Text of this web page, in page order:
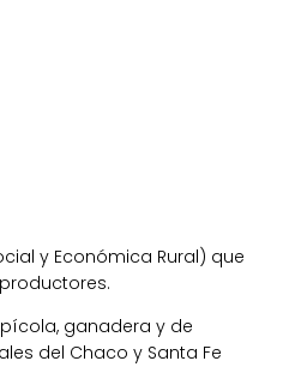
y Económica Rural) que
ganadera y de
del Chaco y Santa Fe